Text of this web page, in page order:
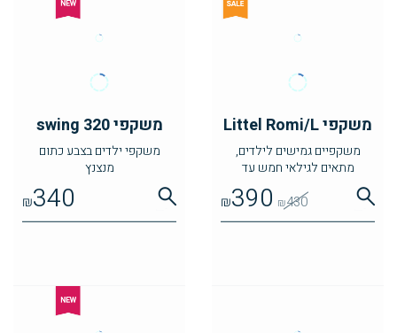
משקפי Littel Romi/L
משקפיים גמישים לילדים,
מתאים לגילאי חמש עד
₪430
₪390
משקפי swing 320
משקפי ילדים בצבע כתום
מנצנץ
₪340